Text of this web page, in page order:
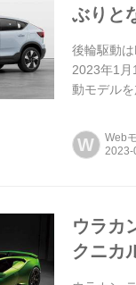
ぶりと
後輪駆動
2023年1月
動モデル
W Web
ウラカ
クニカ